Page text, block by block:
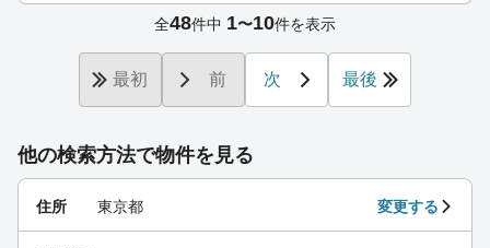
全48件中 1〜10件を表示
最初 前 次 最後
他の検索方法で物件を見る
住所 東京都 変更する